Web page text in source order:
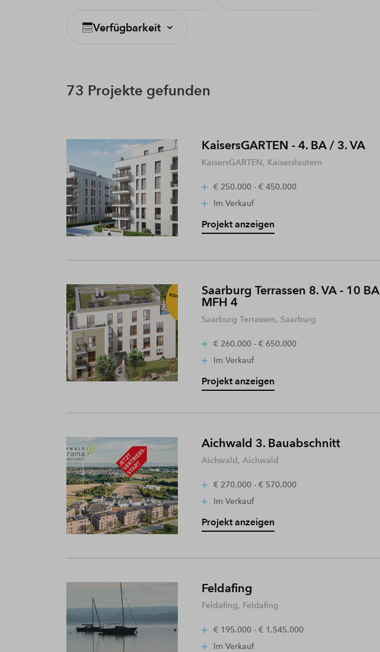
Verfügbarkeit
73 Projekte gefunden
KaisersGARTEN - 4. BA / 3. VA
KaisersGARTEN, Kaiserslautern
€ 250.000 - € 450.000
Im Verkauf
Projekt anzeigen
Saarburg Terrassen 8. VA - 10 BA
MFH 4
Saarburg Terrassen, Saarburg
€ 260.000 - € 650.000
Im Verkauf
Projekt anzeigen
Aichwald 3. Bauabschnitt
Aichwald, Aichwald
€ 270.000 - € 570.000
Im Verkauf
Projekt anzeigen
Feldafing
Feldafing, Feldafing
€ 195.000 - € 1.545.000
Im Verkauf